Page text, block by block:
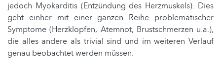
jedoch Myokarditis (Entzündung des Herzmuskels). Dies
geht einher mit einer ganzen Reihe problematischer
Symptome (Herzklopfen, Atemnot, Brustschmerzen u.a.),
die alles andere als trivial sind und im weiteren Verlauf
genau beobachtet werden müssen.